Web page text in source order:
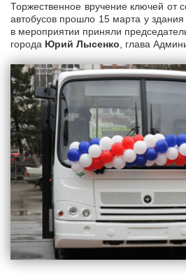
Торжественное вручение ключей от
автобусов прошло 15 марта у
в мероприятии приняли
города Юрий Лысенко, глава